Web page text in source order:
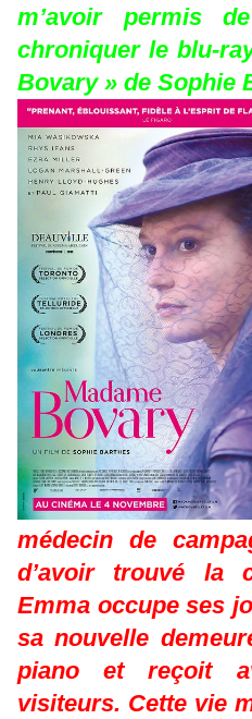
m’avoir permis
chroniquer le blu-
Bovary » de Sophie
médecin de
d’avoir trouvé la
Emma occupe ses
sa nouvelle
piano et reçoit
visiteurs. Cette vie